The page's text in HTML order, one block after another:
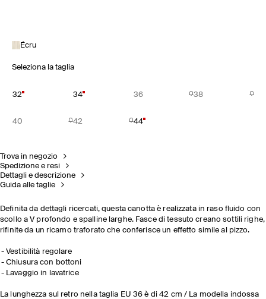
Écru
Seleziona la taglia
32 34 36 38
40 42 44
Trova in negozio
Spedizione e resi
Dettagli e descrizione
Guida alle taglie
Definita da dettagli ricercati, questa canotta è realizzata in raso fluido con
scollo a V profondo e spalline larghe. Fasce di tessuto creano sottili righe,
rifinite da un ricamo traforato che conferisce un effetto simile al pizzo.
Vestibilità regolare
Chiusura con bottoni
Lavaggio in lavatrice
La lunghezza sul retro nella taglia EU 36 è di 42 cm / La modella indossa